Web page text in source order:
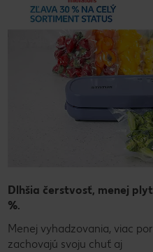
Dlhšia čerstvosť, menej
%.
Menej vyhadzovania, viac
zachovajú svoju chuť aj